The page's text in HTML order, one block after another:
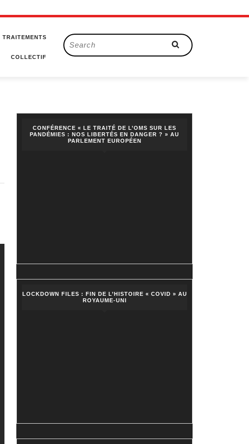
TRAITEMENTS
COLLECTIF
Search
for:
CONFÉRENCE « LE TRAITÉ DE L’OMS SUR LES
PANDÉMIES : NOS LIBERTÉS EN DANGER ? » AU
PARLEMENT EUROPÉEN
LOCKDOWN FILES : FIN DE L’HISTOIRE « COVID » AU
ROYAUME-UNI